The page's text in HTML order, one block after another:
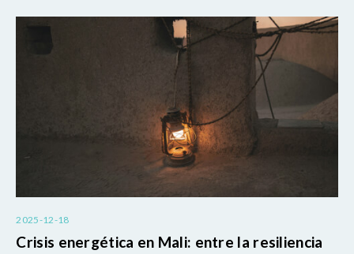
2025-12-18
Crisis energética en Mali: entre la resiliencia